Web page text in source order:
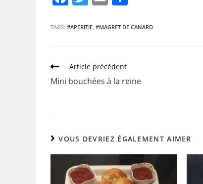
c
b
o
itt ai ta
TAGS: #APERITIF, #MAGRET DE CANARD
Article précédent
Mini bouchées à la reine
VOUS DEVRIEZ ÉGALEMENT AIMER